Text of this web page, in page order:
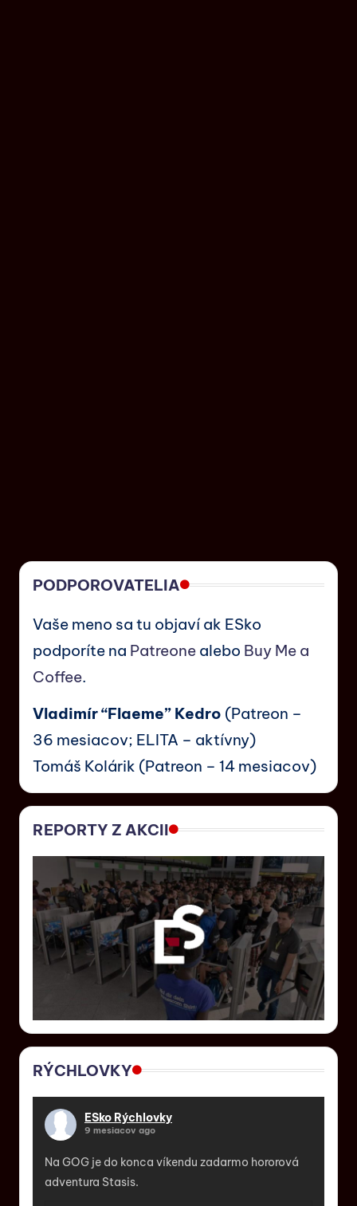
PODPOROVATELIA
Vaše meno sa tu objaví ak ESko
podporíte na Patreone alebo Buy Me a
Coffee.
Vladimír “Flaeme” Kedro (Patreon –
36 mesiacov; ELITA – aktívny)
Tomáš Kolárik (Patreon – 14 mesiacov)
REPORTY Z AKCII
RÝCHLOVKY
ESko Rýchlovky
9 mesiacov ago
Na GOG je do konca víkendu zadarmo hororová
adventura Stasis.